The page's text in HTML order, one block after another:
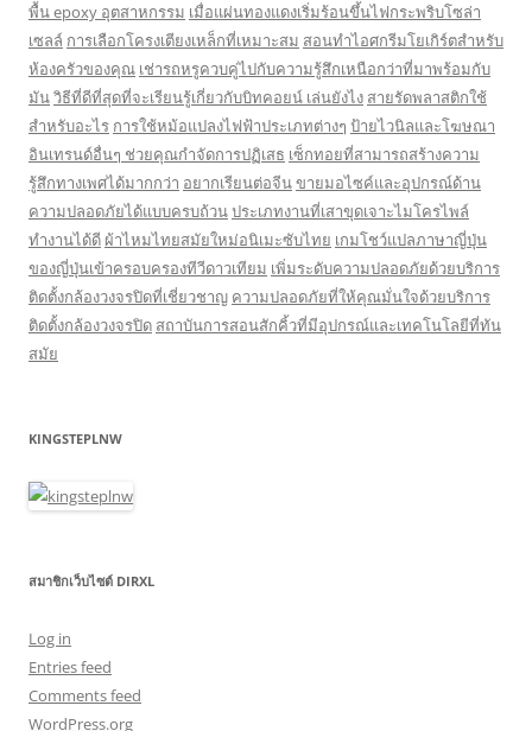
พื้น epoxy อุตสาหกรรม เมื่อแผ่นทองแดงเริ่มร้อนขึ้นไฟกระพริบโซล่า
เซลล์ การเลือกโครงเตียงเหล็กที่เหมาะสม สอนทำไอศกรีมโยเกิร์ตสำหรับ
ห้องครัวของคุณ เช่ารถหรูควบคู่ไปกับความรู้สึกเหนือกว่าที่มาพร้อมกับ
มันวิธีที่ดีที่สุดที่จะเรียนรู้เกี่ยวกับบิทคอยน์ เล่นยังไง สายรัดพลาสติกใช้
สำหรับอะไร การใช้หม้อแปลงไฟฟ้าประเภทต่างๆ ป้ายไวนิลและโฆษณา
อินเทรนด์อื่นๆ ช่วยคุณกำจัดการปฏิเสธ เซ็กทอยที่สามารถสร้างความ
รู้สึกทางเพศได้มากกว่า อยากเรียนต่อจีนขายมอไซค์และอุปกรณ์ด้าน
ความปลอดภัยได้แบบครบถ้วนประเภทงานที่เสาขุดเจาะไมโครไพล์
ทำงานได้ดี ผ้าไหมไทยสมัยใหม่อนิเมะซับไทย เกมโชว์แปลภาษาญี่ปุ่น
ของญี่ปุ่นเข้าครอบครองทีวีดาวเทียม เพิ่มระดับความปลอดภัยด้วยบริการ
ติดตั้งกล้องวงจรปิดที่เชี่ยวชาญ ความปลอดภัยที่ให้คุณมั่นใจด้วยบริการ
ติดตั้งกล้องวงจรปิด สถาบันการสอนสักคิ้วที่มีอุปกรณ์และเทคโนโลยีที่ทัน
สมัย
KINGSTEPLNW
สมาชิกเว็บไซต์ DIRXL
Log in
Entries feed
Comments feed
WordPress.org